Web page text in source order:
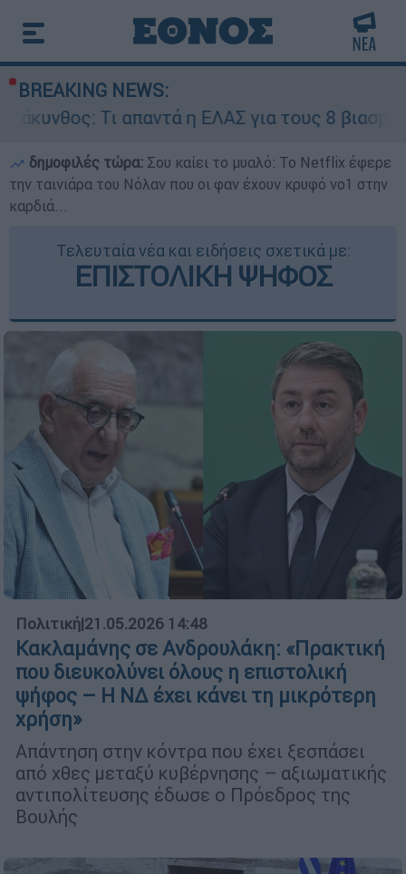
BREAKING NEWS:
απαντά η ΕΛΑΣ για τους 8 βιασμούς
δημοφιλές τώρα: Σου καίει το μυαλό: Το Netflix έφερε
την ταινιάρα του Νόλαν που οι φαν έχουν κρυφό νο1 στην
καρδιά...
Τελευταία νέα και ειδήσεις σχετικά με:
ΕΠΙΣΤΟΛΙΚΗ ΨΗΦΟΣ
Πολιτική|21.05.2026 14:48
Κακλαμάνης σε Ανδρουλάκη: «Πρακτική
που διευκολύνει όλους η επιστολική
ψήφος – Η ΝΔ έχει κάνει τη μικρότερη
χρήση»
Απάντηση στην κόντρα που έχει ξεσπάσει
από χθες μεταξύ κυβέρνησης – αξιωματικής
αντιπολίτευσης έδωσε ο Πρόεδρος της
Βουλής